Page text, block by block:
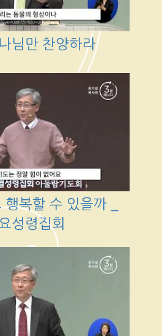
님만 찬양하라
복할 수 있을까 _
성령집회